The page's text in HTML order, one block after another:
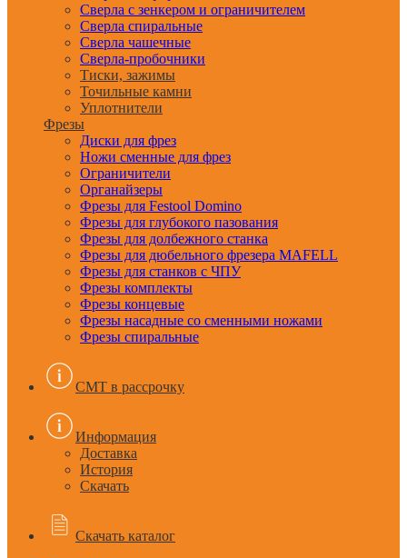
Сверла с зенкером и ограничителем
Сверла спиральные
Сверла чашечные
Сверла-пробочники
Тиски, зажимы
Точильные камни
Уплотнители
Фрезы
Диски для фрез
Ножи сменные для фрез
Ограничители
Органайзеры
Фрезы для Festool Domino
Фрезы для глубокого пазования
Фрезы для долбежного станка
Фрезы для дюбельного фрезера MAFELL
Фрезы для станков с ЧПУ
Фрезы комплекты
Фрезы концевые
Фрезы насадные со сменными ножами
Фрезы спиральные
CMT в рассрочку
Информация
Доставка
История
Скачать
Скачать каталог